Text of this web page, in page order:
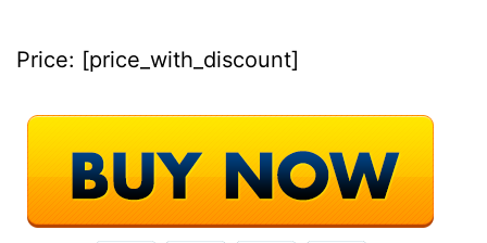
Price: [price_with_discount]